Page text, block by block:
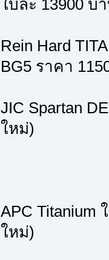
ใบละ 13900 บ
Rein Hard
BG5 ราคา
JIC Spartan
ใหม่)
APC Titanium
ใหม่)